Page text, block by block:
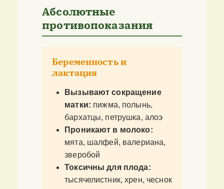
Абсолютные
противопоказания
Беременность и
лактация
Вызывают сокращение
матки: пижма, полынь,
бархатцы, петрушка, алоэ
Проникают в молоко:
мята, шалфей, валериана,
зверобой
Токсичны для плода:
тысячелистник, хрен, чеснок